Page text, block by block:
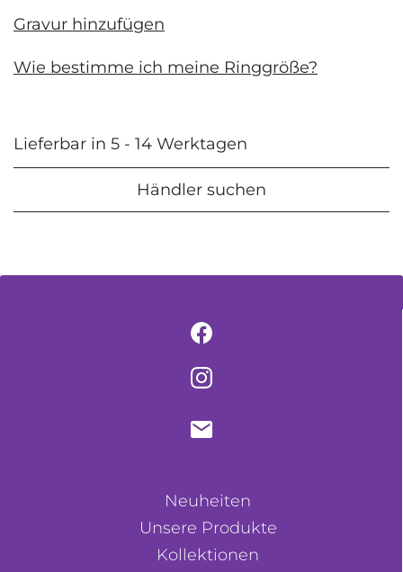
Gravur hinzufügen
Wie bestimme ich meine Ringgröße?
Lieferbar in 5 - 14 Werktagen
Händler suchen
Neuheiten
Unsere Produkte
Kollektionen